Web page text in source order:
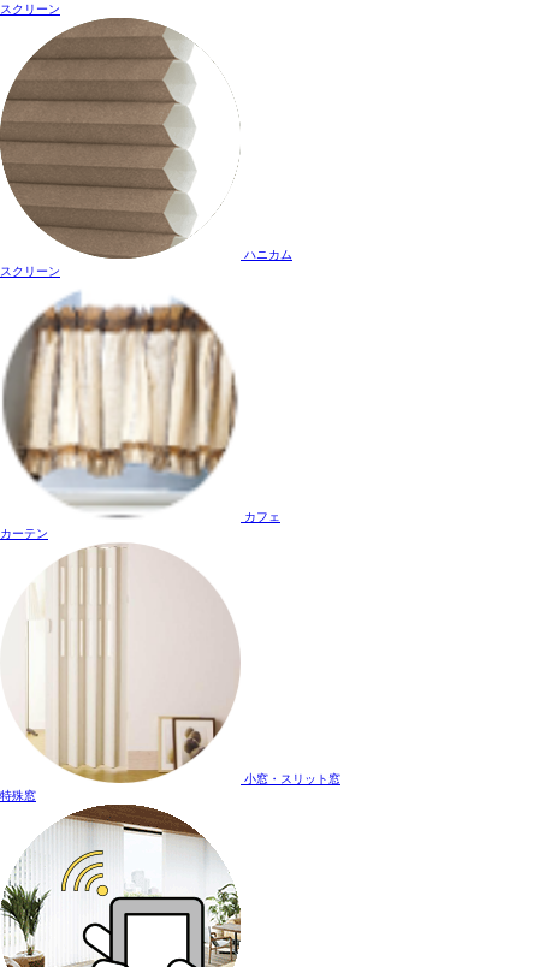
スクリーン
ハニカム
スクリーン
カフェ
カーテン
小窓・スリット窓
特殊窓